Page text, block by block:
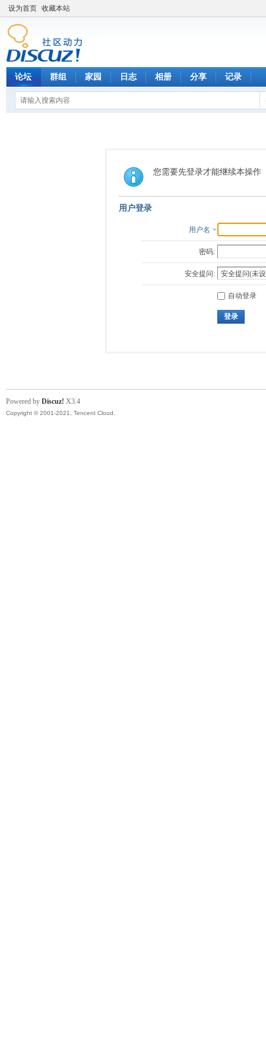
设为首页 收藏本站
论坛 群组 家园 日志 相册 分享 记录
您需要先登录才能继续本操作
用户登录
用户名
密码:
安全提问:
自动登录
登录
Powered by Discuz! X3.4
Copyright © 2001-2021, Tencent Cloud.